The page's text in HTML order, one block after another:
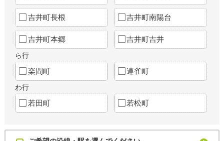
吉井町長根 吉井町南陽台
吉井町本郷 吉井町吉井
ら行
楽間町 連雀町
わ行
若田町 若松町